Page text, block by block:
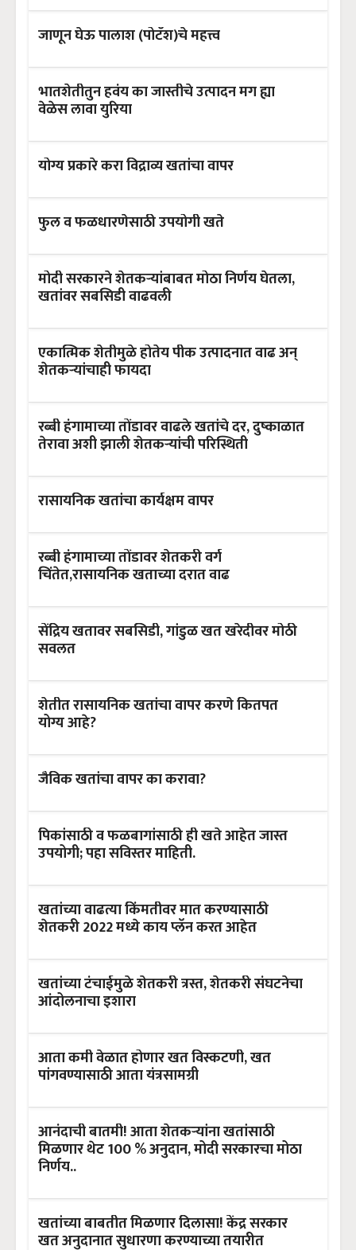
जाणून घेऊ पालाश (पोटॅश)चे महत्त्व
भातशेतीतुन हवंय का जास्तीचे उत्पादन मग ह्या
वेळेस लावा युरिया
योग्य प्रकारे करा विद्राव्य खतांचा वापर
फुल व फळधारणेसाठी उपयोगी खते
मोदी सरकारने शेतकऱ्यांबाबत मोठा निर्णय घेतला,
खतांवर सबसिडी वाढवली
एकात्मिक शेतीमुळे होतेय पीक उत्पादनात वाढ अन्
शेतकऱ्यांचाही फायदा
रब्बी हंगामाच्या तोंडावर वाढले खतांचे दर, दुष्काळात
तेरावा अशी झाली शेतकऱ्यांची परिस्थिती
रासायनिक खतांचा कार्यक्षम वापर
रब्बी हंगामाच्या तोंडावर शेतकरी वर्ग
चिंतेत,रासायनिक खताच्या दरात वाढ
सेंद्रिय खतावर सबसिडी, गांडुळ खत खरेदीवर मोठी
सवलत
शेतीत रासायनिक खतांचा वापर करणे कितपत
योग्य आहे?
जैविक खतांचा वापर का करावा?
पिकांसाठी व फळबागांसाठी ही खते आहेत जास्त
उपयोगी; पहा सविस्तर माहिती.
खतांच्या वाढत्या किंमतीवर मात करण्यासाठी
शेतकरी 2022 मध्ये काय प्लॅन करत आहेत
खतांच्या टंचाईमुळे शेतकरी त्रस्त, शेतकरी संघटनेचा
आंदोलनाचा इशारा
आता कमी वेळात होणार खत विस्कटणी, खत
पांगवण्यासाठी आता यंत्रसामग्री
आनंदाची बातमी! आता शेतकऱ्यांना खतांसाठी
मिळणार थेट 100 % अनुदान, मोदी सरकारचा मोठा
निर्णय..
खतांच्या बाबतीत मिळणार दिलासा! केंद्र सरकार
खत अनुदानात सुधारणा करण्याच्या तयारीत